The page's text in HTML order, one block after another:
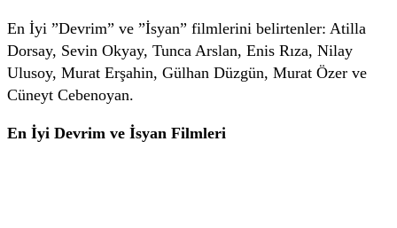
En İyi ”Devrim” ve ”İsyan” filmlerini belirtenler: Atilla
Dorsay, Sevin Okyay, Tunca Arslan, Enis Rıza, Nilay
Ulusoy, Murat Erşahin, Gülhan Düzgün, Murat Özer ve
Cüneyt Cebenoyan.
En İyi Devrim ve İsyan Filmleri